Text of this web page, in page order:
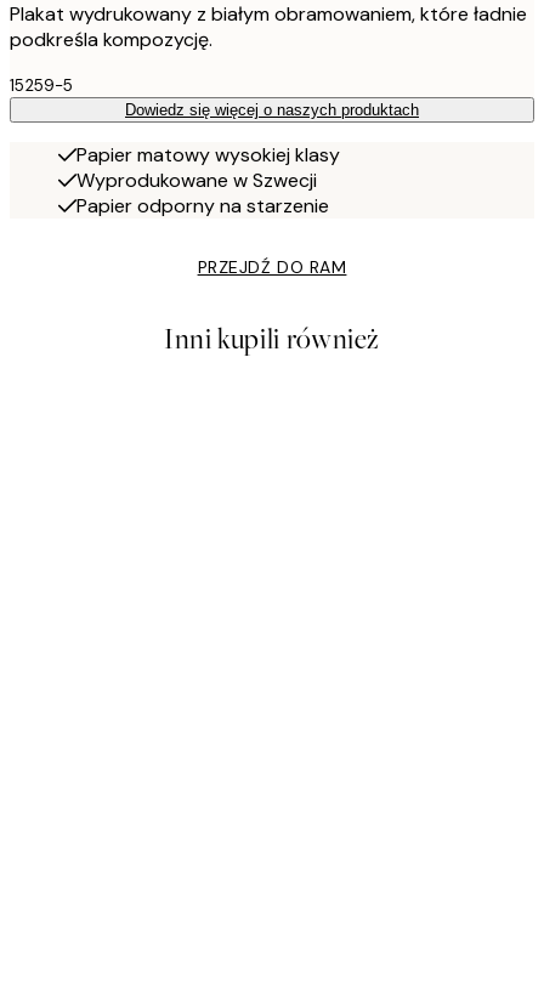
Plakat wydrukowany z białym obramowaniem, które ładnie
podkreśla kompozycję.
15259-5
Dowiedz się więcej o naszych produktach
Papier matowy wysokiej klasy
Wyprodukowane w Szwecji
Papier odporny na starzenie
PRZEJDŹ DO RAM
Inni kupili również